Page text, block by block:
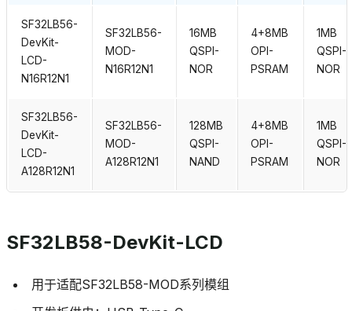
SF32LB56-
DevKit-
LCD-
N16R12N1
SF32LB56-
MOD-
N16R12N1
16MB
QSPI-
NOR
4+8MB
OPI-
PSRAM
1MB
QSPI-
NOR
SF32LB56-
DevKit-
LCD-
A128R12N1
SF32LB56-
MOD-
A128R12N1
128MB
QSPI-
NAND
4+8MB
OPI-
PSRAM
1MB
QSPI-
NOR
SF32LB58-DevKit-LCD
用于适配SF32LB58-MOD系列模组